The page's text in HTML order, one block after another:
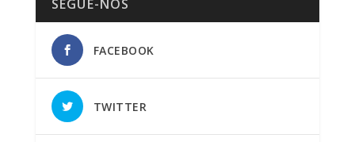
SEGUE-NOS
FACEBOOK
TWITTER